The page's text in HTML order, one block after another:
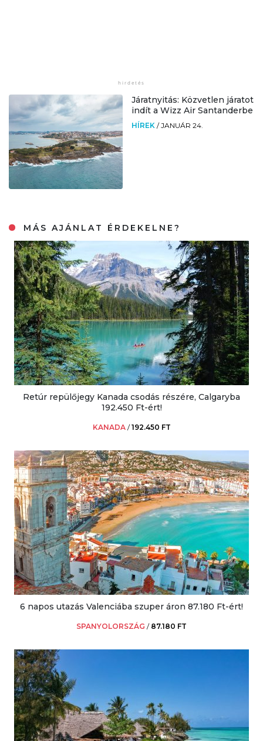
Járatnyitás: Közvetlen járatot
indít a Wizz Air Santanderbe
HÍREK /JANUÁR 24.
MÁS AJÁNLAT ÉRDEKELNE?
Retúr repülőjegy Kanada csodás részére, Calgaryba
192.450 Ft-ért!
KANADA /192.450 FT
6 napos utazás Valenciába szuper áron 87.180 Ft-ért!
SPANYOLORSZÁG / 87.180 FT